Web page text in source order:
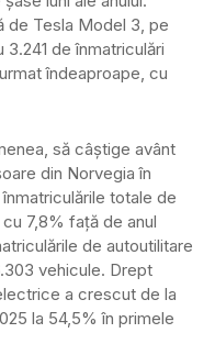
de Tesla Model 3, pe
de înmatriculări
îndeaproape, cu
să câștige avânt
din Norvegia în
totale de
7,8% față de anul
de autoutilitare
vehicule. Drept
a crescut de la
la 54,5% în primele